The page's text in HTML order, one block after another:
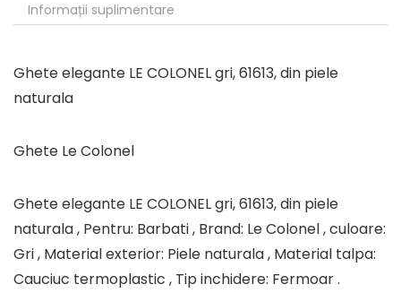
Informații suplimentare
Ghete elegante LE COLONEL gri, 61613, din piele
naturala
Ghete Le Colonel
Ghete elegante LE COLONEL gri, 61613, din piele
naturala , Pentru: Barbati , Brand: Le Colonel , culoare:
Gri , Material exterior: Piele naturala , Material talpa:
Cauciuc termoplastic , Tip inchidere: Fermoar .